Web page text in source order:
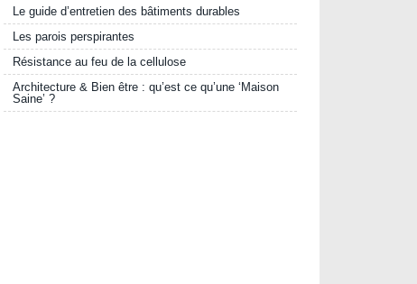
Le guide d’entretien des bâtiments durables
Les parois perspirantes
Résistance au feu de la cellulose
Architecture & Bien être : qu’est ce qu’une ‘Maison
Saine’ ?